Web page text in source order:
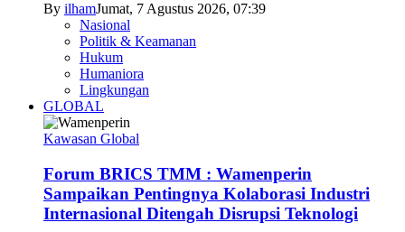
By ilhamJumat, 7 Agustus 2026, 07:39
Nasional
Politik & Keamanan
Hukum
Humaniora
Lingkungan
GLOBAL
Kawasan Global
Forum BRICS TMM : Wamenperin
Sampaikan Pentingnya Kolaborasi Industri
Internasional Ditengah Disrupsi Teknologi